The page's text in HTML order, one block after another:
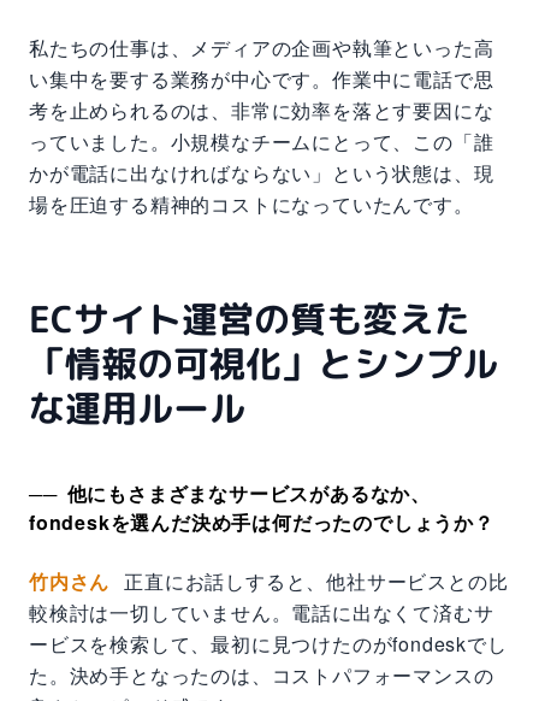
私たちの仕事は、メディアの企画や執筆といった高
い集中を要する業務が中心です。作業中に電話で思
考を止められるのは、非常に効率を落とす要因にな
っていました。小規模なチームにとって、この「誰
かが電話に出なければならない」という状態は、現
場を圧迫する精神的コストになっていたんです。
ECサイト運営の質も変えた
「情報の可視化」とシンプル
な運用ルール
他にもさまざまなサービスがあるなか、
fondeskを選んだ決め手は何だったのでしょうか？
竹内さん
正直にお話しすると、他社サービスとの比
較検討は一切していません。電話に出なくて済むサ
ービスを検索して、最初に見つけたのがfondeskでし
た。決め手となったのは、コストパフォーマンスの